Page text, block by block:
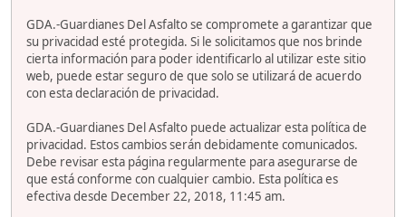
GDA.-Guardianes Del Asfalto se compromete a garantizar que
su privacidad esté protegida. Si le solicitamos que nos brinde
cierta información para poder identificarlo al utilizar este sitio
web, puede estar seguro de que solo se utilizará de acuerdo
con esta declaración de privacidad.
GDA.-Guardianes Del Asfalto puede actualizar esta política de
privacidad. Estos cambios serán debidamente comunicados.
Debe revisar esta página regularmente para asegurarse de
que está conforme con cualquier cambio. Esta política es
efectiva desde December 22, 2018, 11:45 am.